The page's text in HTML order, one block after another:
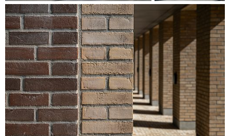
Die Fenster haben zurückgesetzte Ziegelrahmen in ihrer
eigenen Farbe, die dem Gebäude eine besondere Note
verleihen. Zusammen mit dem klassischen
Backsteinmauerwerk im Erdgeschoss trägt dies zum
einladenden Charakter des Gebäudes und zur Anpassung
an die Umgebung bei. Alle ungenutzten Dachflächen sind
entweder begrünt oder mit Photovoltaikpanelen versehen.
Das Gebäude ist nach DGNB Gold zertifiziert.